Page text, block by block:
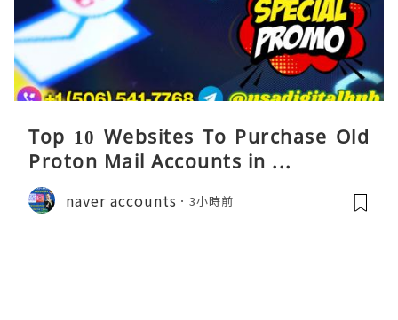
Top 10 Websites To Purchase Old
Proton Mail Accounts in ...
naver accounts 3小時前